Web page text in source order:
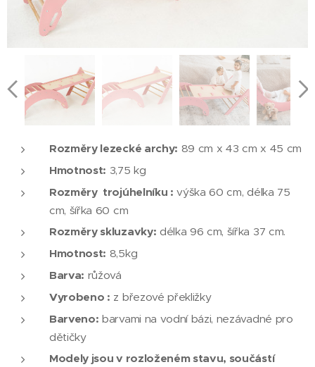
Rozměry lezecké archy: 89 cm x 43 cm x 45 cm
Hmotnost: 3,75 kg
Rozměry trojúhelníku : výška 60 cm, délka 75
cm, šířka 60 cm
Rozměry skluzavky: délka 96 cm, šířka 37 cm.
Hmotnost: 8,5kg
Barva: růžová
Vyrobeno : z březové překližky
Barveno: barvami na vodní bázi, nezávadné pro
dětičky
Modely jsou v rozloženém stavu, součástí